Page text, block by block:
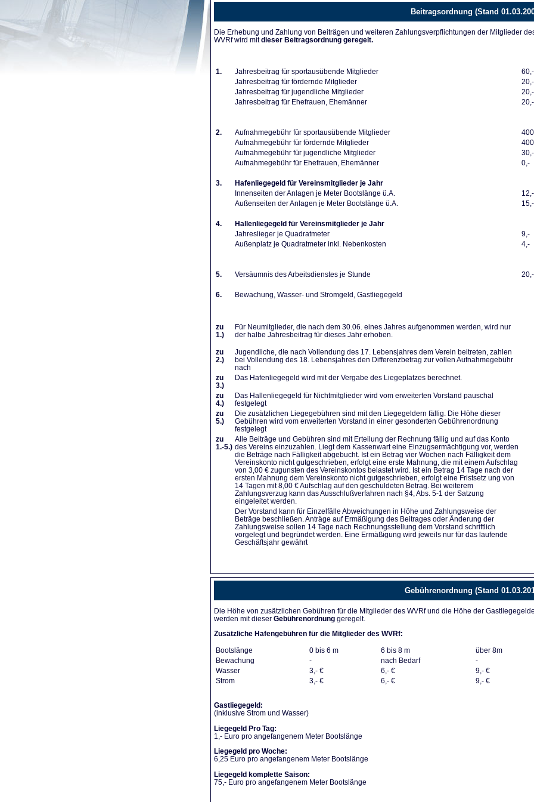
Beitragsordnung (Stand
Die Erhebung und Zahlung von Beiträgen und weiteren Zahlungsverpflichtungen der Mitglieder
WVRf wird mitdieser Beitragsordnung geregelt.
1. Jahresbeitrag für sportausübende Mitglieder
60,-
Jahresbeitrag für fördernde Mitglieder
20,-
Jahresbeitrag für jugendliche Mitglieder
20,-
Jahresbeitrag für Ehefrauen, Ehemänner
20,-
2. Aufnahmegebühr für sportausübende Mitglieder
Aufnahmegebühr für fördernde Mitglieder
Aufnahmegebühr für jugendliche Mitglieder
30,-
Aufnahmegebühr für Ehefrauen, Ehemänner
0,-
3.
Hafenliegegeld für Vereinsmitglieder je Jahr
Innenseiten der Anlagen je Meter Bootslänge ü.A.
12,-
Außenseiten der Anlagen je Meter Bootslänge ü.A.
15,-
4.
Hallenliegegeld für Vereinsmitglieder je Jahr
Jahreslieger je Quadratmeter
9,-
Außenplatz je Quadratmeter inkl. Nebenkosten
4,-
5. Versäumnis des Arbeitsdienstes je Stunde 20,-
6. Bewachung, Wasser- und Stromgeld, Gastliegegeld
zu
1.)
Für Neumitglieder, die nach dem 30.06. eines Jahres aufgenommen werden, wird nur
der halbe Jahresbeitrag für dieses Jahr erhoben.
zu
2.)
Jugendliche, die nach Vollendung des 17. Lebensjahres dem Verein beitreten, zahlen
bei Vollendung des 18. Lebensjahres den Differenzbetrag zur vollen Aufnahmegebühr
nach
zu
3.)
Das Hafenliegegeld wird mit der Vergabe des Liegeplatzes berechnet.
zu
4.)
Das Hallenliegegeld für Nichtmitglieder wird vom erweiterten Vorstand pauschal
festgelegt
zu
5.)
Die zusätzlichen Liegegebühren sind mit den Liegegeldern fällig. Die Höhe dieser
Gebühren wird vom erweiterten Vorstand in einer gesonderten Gebührenordnung
festgelegt
zu
1.-5.)
Alle Beiträge und Gebühren sind mit Erteilung der Rechnung fällig und auf das Konto
des Vereins einzuzahlen. Liegt dem Kassenwart eine Einzugsermächtigung vor, werden
die Beträge nach Fälligkeit abgebucht. Ist ein Betrag vier Wochen nach Fälligkeit dem
Vereinskonto nicht gutgeschrieben, erfolgt eine erste Mahnung, die mit einem Aufschlag
von 3,00 € zugunsten des Vereinskontos belastet wird. Ist ein Betrag 14 Tage nach der
ersten Mahnung dem Vereinskonto nicht gutgeschrieben, erfolgt eine Fristsetz ung von
14 Tagen mit 8,00 € Aufschlag auf den geschuldeten Betrag. Bei weiterem
Zahlungsverzug kann das Ausschlußverfahren nach §4, Abs. 5-1 der Satzung
eingeleitet werden.
Der Vorstand kann für Einzelfälle Abweichungen in Höhe und Zahlungsweise der
Beträge beschließen. Anträge auf Ermäßigung des Beitrages oder Änderung der
Zahlungsweise sollen 14 Tage nach Rechnungsstellung dem Vorstand schriftlich
vorgelegt und begründet werden. Eine Ermäßigung wird jeweils nur für das laufende
Geschäftsjahr gewährt
Gebührenordnung (Stand
Die Höhe von zusätzlichen Gebühren für die Mitglieder des WVRf und die Höhe der
werden mit dieser Gebührenordnung geregelt.
Zusätzliche Hafengebühren für die Mitglieder des WVRf:
Bootslänge
0 bis 6 m 6 bis 8 m
über 8m
Bewachung
- nach Bedarf
-
Wasser
3,- € 6,- €
9,- €
Strom
3,- € 6,- € 9,- €
Gastliegegeld:
(inklusive Strom und Wasser)
Liegegeld Pro Tag:
1,- Euro pro angefangenem Meter Bootslänge
Liegegeld pro Woche:
6,25 Euro pro angefangenem Meter Bootslänge
Liegegeld komplette Saison:
75,- Euro pro angefangenem Meter Bootslänge